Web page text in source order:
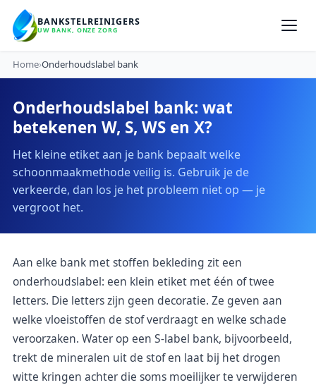
BANKSTELREINIGERS
UW BANK, ONZE ZORG
Home›Onderhoudslabel bank
Onderhoudslabel bank: wat
betekenen W, S, WS en X?
Het kleine etiket aan je bank bepaalt welke
schoonmaakmethode veilig is. Gebruik je de
verkeerde, dan los je het probleem niet op — je
vergroot het.
Aan elke bank met stoffen bekleding zit een
onderhoudslabel: een klein etiket met één of twee
letters. Die letters zijn geen decoratie. Ze geven aan
welke vloeistoffen de stof verdraagt en welke schade
veroorzaken. Water op een S-label bank, bijvoorbeeld,
trekt de mineralen uit de stof en laat bij het drogen
witte kringen achter die soms moeilijker te verwijderen